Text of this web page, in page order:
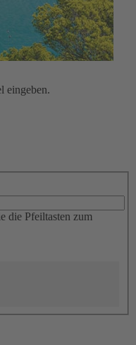
eingeben.
die Pfeiltasten zum